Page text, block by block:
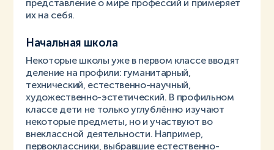
представление о мире профессий и примеряет
их на себя.
Начальная школа
Некоторые школы уже в первом классе вводят
деление на профили: гуманитарный,
технический, естественно-научный,
художественно-эстетический. В профильном
классе дети не только углублённо изучают
некоторые предметы, но и участвуют во
внеклассной деятельности. Например,
первоклассники, выбравшие естественно-